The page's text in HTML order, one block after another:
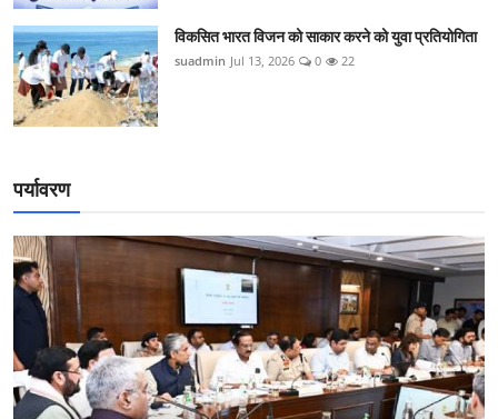
विकसित भारत विजन को साकार करने को युवा प्रतियोगिता
suadmin Jul 13, 2026 0 22
पर्यावरण